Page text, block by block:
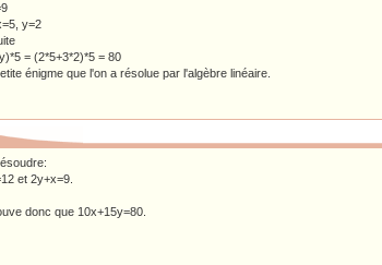
y=2
= (2*5+3*2)*5 = 80
énigme que l'on a résolue par l'algèbre linéaire.
et 2y+x=9.
donc que 10x+15y=80.